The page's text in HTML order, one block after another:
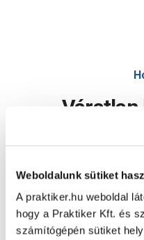
Weboldalunk sütiket
A praktiker.hu weboldal
hogy a Praktiker Kft. és
számítógépén sütiket